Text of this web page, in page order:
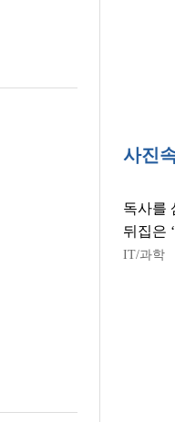
사진
독사를
뒤집은
IT/과학